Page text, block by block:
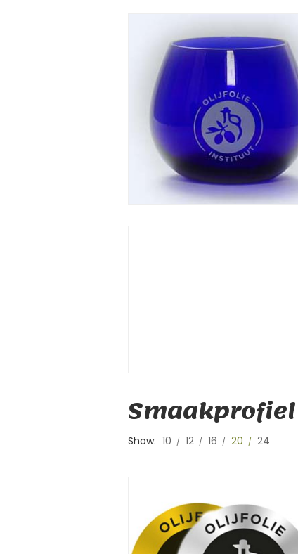
Smaakprofiel
Show: 10 12 16 20 24